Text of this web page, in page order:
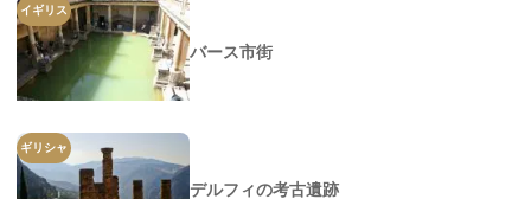
イギリス
バース市街
ギリシャ
デルフィの考古遺跡